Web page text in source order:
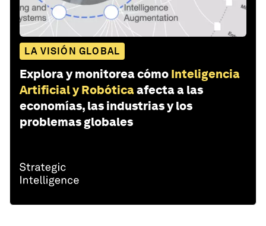
LA VISIÓN GLOBAL
Explora y monitorea cómo Inteligencia
Artificial y Robóticaafecta a las
economías, las industrias y los
problemas globales